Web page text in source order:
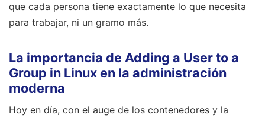
que cada persona tiene exactamente lo que necesita
para trabajar, ni un gramo más.
La importancia de Adding a User to a
Group in Linux en la administración
moderna
Hoy en día, con el auge de los contenedores y la